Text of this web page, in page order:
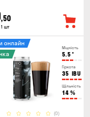
,50
1 шт
Міцність
5.5 °
Гіркота
35 IBU
Щільність
14 %
(0)
онлайн